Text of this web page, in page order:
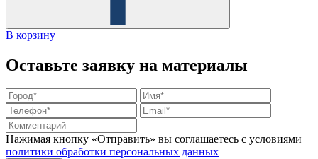
В корзину
Оставьте заявку на материалы
Нажимая кнопку «Отправить» вы соглашаетесь с условиями
политики обработки персональных данных